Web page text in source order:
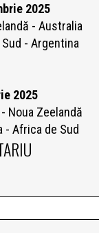
2025
- Australia
- Argentina
2025
Noua Zeelandă
- Africa de Sud